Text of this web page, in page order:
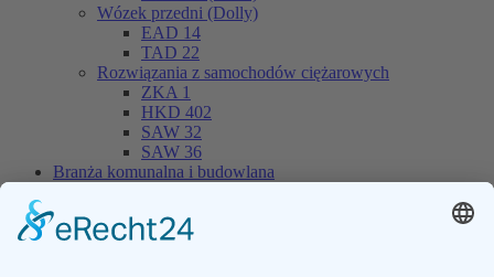
Wózek przedni (Dolly)
EAD 14
TAD 22
Rozwiązania z samochodów ciężarowych
ZKA 1
HKD 402
SAW 32
SAW 36
Branża komunalna i budowlana
MUP 30HP